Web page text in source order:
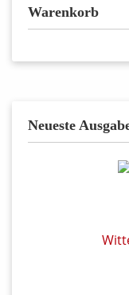
Warenkorb
Neueste